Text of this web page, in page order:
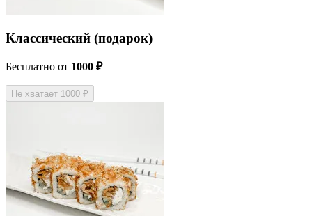
Классический (подарок)
Бесплатно от 1000 ₽
Не хватает 1000 ₽